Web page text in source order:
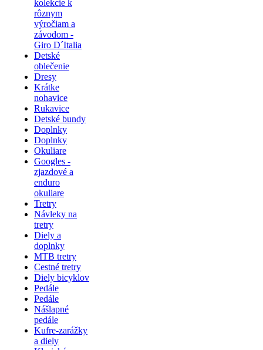
kolekcie k
rôznym
výročiam a
závodom -
Giro D´Italia
Detské
oblečenie
Dresy
Krátke
nohavice
Rukavice
Detské bundy
Doplnky
Doplnky
Okuliare
Googles -
zjazdové a
enduro
okuliare
Tretry
Návleky na
tretry
Diely a
doplnky
MTB tretry
Cestné tretry
Diely bicyklov
Pedále
Pedále
Nášlapné
pedále
Kufre-zarážky
a diely